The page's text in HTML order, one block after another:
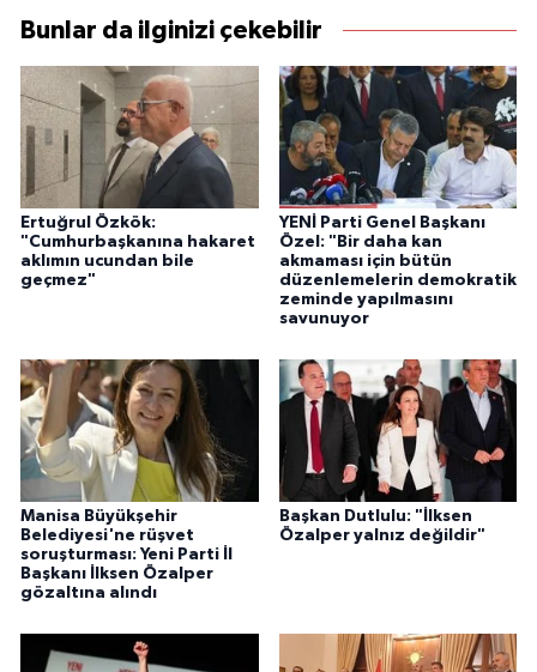
Bunlar da ilginizi çekebilir
Ertuğrul Özkök:
"Cumhurbaşkanına hakaret
aklımın ucundan bile
geçmez"
YENİ Parti Genel Başkanı
Özel: "Bir daha kan
akmaması için bütün
düzenlemelerin demokratik
zeminde yapılmasını
savunuyor
Manisa Büyükşehir
Belediyesi'ne rüşvet
soruşturması: Yeni Parti İl
Başkanı İlksen Özalper
gözaltına alındı
Başkan Dutlulu: "İlksen
Özalper yalnız değildir"